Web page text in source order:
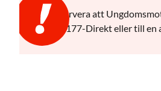
Observera att
via 1177-Direkt eller till